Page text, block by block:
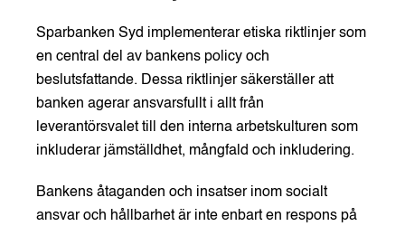
Sparbanken Syd implementerar etiska riktlinjer som
en central del av bankens policy och
beslutsfattande. Dessa riktlinjer säkerställer att
banken agerar ansvarsfullt i allt från
leverantörsvalet till den interna arbetskulturen som
inkluderar jämställdhet, mångfald och inkludering.
Bankens åtaganden och insatser inom socialt
ansvar och hållbarhet är inte enbart en respons på